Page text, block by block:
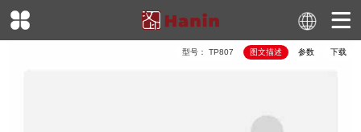
型号： TP807 图文描述 参数 下载